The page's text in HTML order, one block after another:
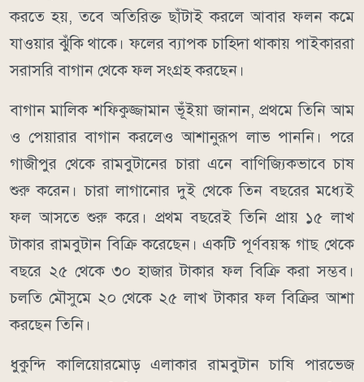
করতে হয়, তবে অতিরিক্ত ছাঁটাই করলে আবার ফলন কমে
যাওয়ার ঝুঁকি থাকে। ফলের ব্যাপক চাহিদা থাকায় পাইকাররা
সরাসরি বাগান থেকে ফল সংগ্রহ করছেন।
বাগান মালিক শফিকুজ্জামান ভূঁইয়া জানান, প্রথমে তিনি আম
ও পেয়ারার বাগান করলেও আশানুরূপ লাভ পাননি। পরে
গাজীপুর থেকে রামবুটানের চারা এনে বাণিজ্যিকভাবে চাষ
শুরু করেন। চারা লাগানোর দুই থেকে তিন বছরের মধ্যেই
ফল আসতে শুরু করে। প্রথম বছরেই তিনি প্রায় ১৫ লাখ
টাকার রামবুটান বিক্রি করেছেন। একটি পূর্ণবয়স্ক গাছ থেকে
বছরে ২৫ থেকে ৩০ হাজার টাকার ফল বিক্রি করা সম্ভব।
চলতি মৌসুমে ২০ থেকে ২৫ লাখ টাকার ফল বিক্রির আশা
করছেন তিনি।
ধুকুন্দি কালিয়ােরমোড় এলাকার রামবুটান চাষি পারভেজ